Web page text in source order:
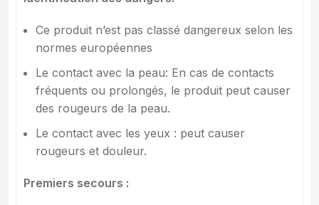
Ce produit n’est pas classé dangereux selon les
normes européennes
Le contact avec la peau: En cas de contacts
fréquents ou prolongés, le produit peut causer
des rougeurs de la peau.
Le contact avec les yeux : peut causer
rougeurs et douleur.
Premiers secours :